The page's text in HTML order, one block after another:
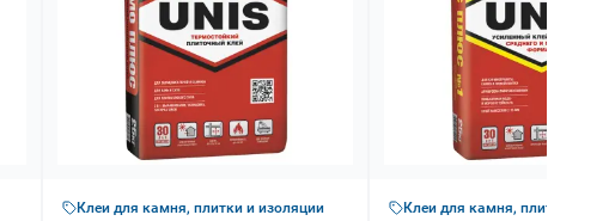
Клеи для камня, плитки и изоляции Клеи для камня, плитки и